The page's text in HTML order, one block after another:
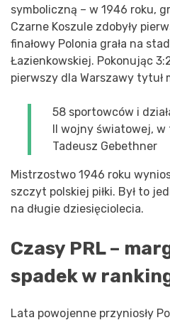
symboliczną – w 1946 roku,
Czarne Koszule zdobyły
finałowy Polonia grała na
Łazienkowskiej. Pokonując
pierwszy dla Warszawy tytuł
58 sportowców i
II wojny światowej, w
Tadeusz Gebethner
Mistrzostwo 1946 roku
szczyt polskiej piłki. Był to
na długie dziesięciolecia.
Czasy PRL –
spadek w
Lata powojenne przyniosły